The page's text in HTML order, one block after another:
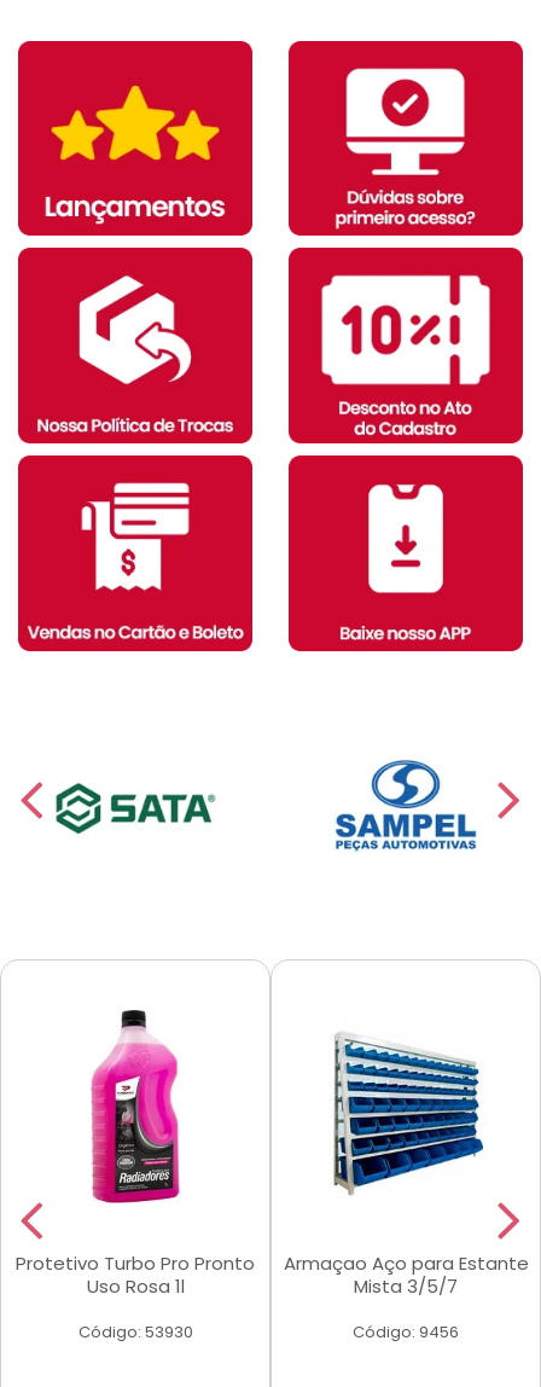
Protetivo Turbo Pro Pronto
Uso Rosa 1l
Código: 53930
Armaçao Aço para Estante
Mista 3/5/7
Código: 9456